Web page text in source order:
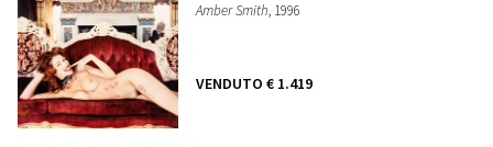
Amber Smith, 1996
VENDUTO € 1.419